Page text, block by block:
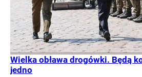
Wielka obława drogówki. Będą
jedno